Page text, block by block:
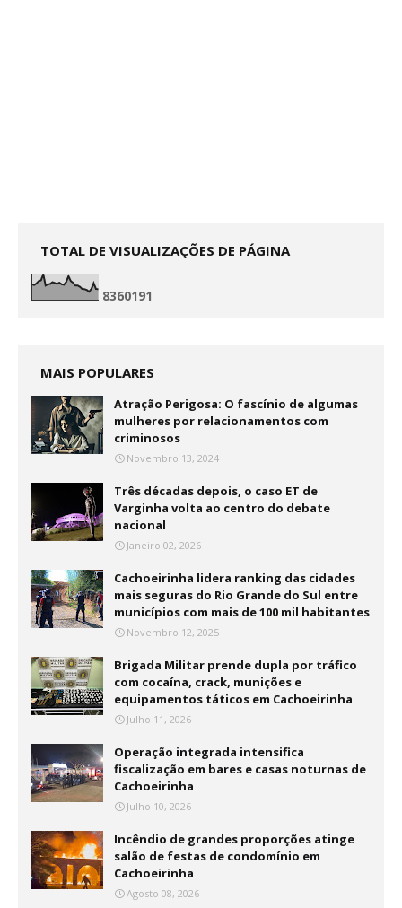
TOTAL DE VISUALIZAÇÕES DE PÁGINA
8360191
MAIS POPULARES
Atração Perigosa: O fascínio de algumas
mulheres por relacionamentos com
criminosos
Novembro 13, 2024
Três décadas depois, o caso ET de
Varginha volta ao centro do debate
nacional
Janeiro 02, 2026
Cachoeirinha lidera ranking das cidades
mais seguras do Rio Grande do Sul entre
municípios com mais de 100 mil habitantes
Novembro 12, 2025
Brigada Militar prende dupla por tráfico
com cocaína, crack, munições e
equipamentos táticos em Cachoeirinha
Julho 11, 2026
Operação integrada intensifica
fiscalização em bares e casas noturnas de
Cachoeirinha
Julho 10, 2026
Incêndio de grandes proporções atinge
salão de festas de condomínio em
Cachoeirinha
Agosto 08, 2026